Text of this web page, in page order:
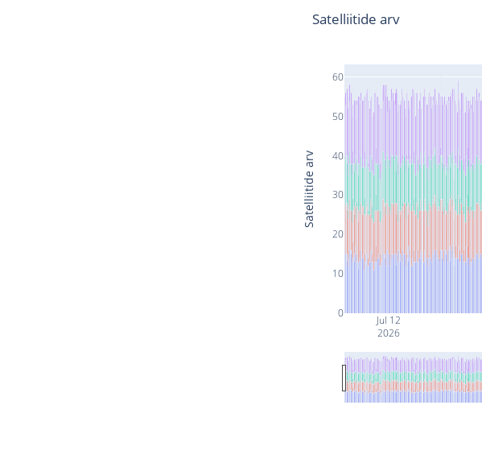
Jul 12
2026
0
10
20
30
40
50
60
Satelliitide arv
Satelliitide arv